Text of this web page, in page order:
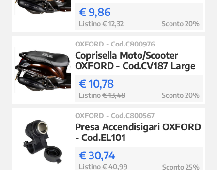
€ 9,86
Listino€ 12,32 Sconto 20%
OXFORD - Cod.C800976
Coprisella Moto/Scooter
OXFORD - Cod.CV187 Large
€ 10,78
Listino€ 13,48 Sconto 20%
OXFORD - Cod.C800567
Presa Accendisigari OXFORD
- Cod.EL101
€ 30,74
Listino€ 40,99 Sconto 25%